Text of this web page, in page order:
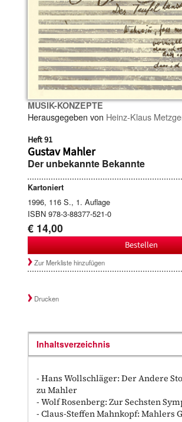
MUSIK-KONZEPTE
Herausgegeben von Heinz-Klaus
Heft 91
Gustav Mahler
Der unbekannte Bekannte
Kartoniert
1996, 116 S., 1. Auflage
ISBN 978-3-88377-521-0
€ 14,00
Bestellen
Zur Merkliste hinzufügen
Drucken
Inhaltsverzeichnis
- Hans Wollschläger: Der Andere
zu Mahler
- Wolf Rosenberg: Zur Sechsten
- Claus-Steffen Mahnkopf: Mahlers